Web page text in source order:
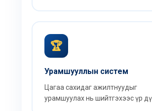
🏆
Урамшууллын систем
Цагаа сахидаг ажилтнуудыг
урамшуулах нь шийтгэхээс үр